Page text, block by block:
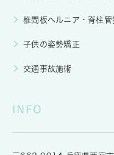
椎間板ヘルニア・脊柱管
子供の姿勢矯正
交通事故施術
INFO